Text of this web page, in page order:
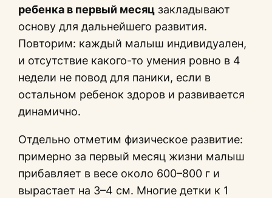
ребенка в первый месяц закладывают
основу для дальнейшего развития.
Повторим: каждый малыш индивидуален,
и отсутствие какого-то умения ровно в 4
недели не повод для паники, если в
остальном ребенок здоров и развивается
динамично.
Отдельно отметим физическое развитие:
примерно за первый месяц жизни малыш
прибавляет в весе около 600–800 г и
вырастает на 3–4 см. Многие детки к 1